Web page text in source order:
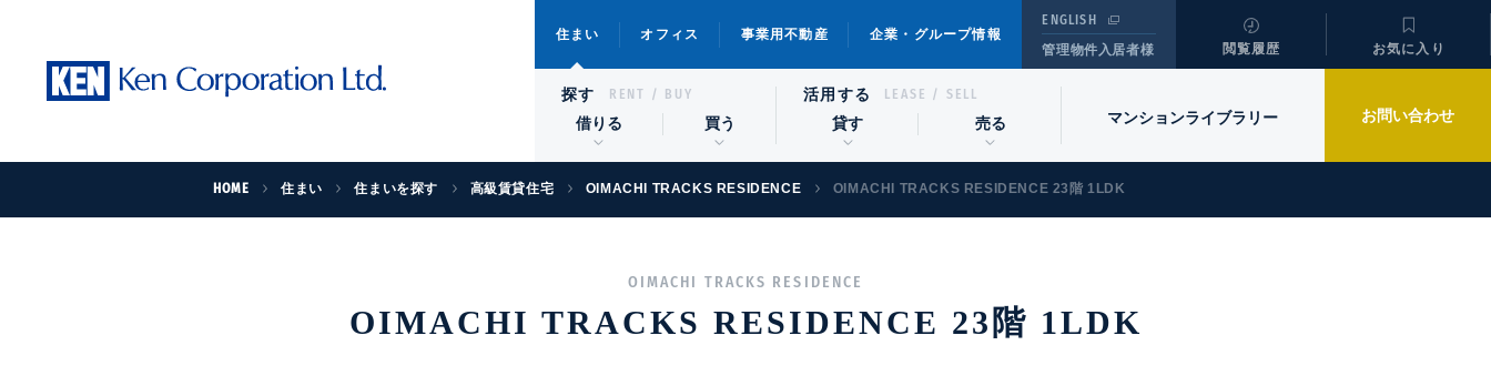
住まい オフィス 事業用不動産 企業・グループ情報
ENGLISH
管理物件入居者様
閲覧履歴 お気に入り
探す RENT / BUY
借りる 買う
活用する LEASE / SELL
貸す 売る マンションライブラリー お問い合わせ
HOME 住まい 住まいを探す 高級賃貸住宅 OIMACHI TRACKS RESIDENCE OIMACHI TRACKS RESIDENCE 23階 1LDK
OIMACHI TRACKS RESIDENCE
OIMACHI TRACKS RESIDENCE 23階 1LDK